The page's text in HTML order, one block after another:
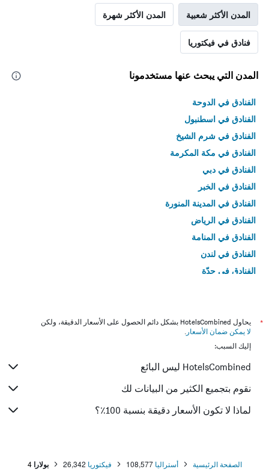
المدن الأكثر شعبية المدن الأكثر شهرة
فنادق في فيكتوريا
المدن التي يبحث عنها مستخدمونا
الفنادق في الدوحة
الفنادق في اسطنبول
الفنادق في شرم الشيخ
الفنادق في مكة المكرمة
الفنادق في دبي
الفنادق في الخبر
الفنادق في المدينة المنورة
الفنادق في الرياض
الفنادق في المنامة
الفنادق في لندن
الفنادق في جدّة
*
يحاول HotelsCombined بشكل دائم الحصول على الأسعار الدقيقة، ولكن
لا يمكن ضمان الأسعار .
إليك السبب:
HotelsCombined ليس البائع
نقوم بتجميع الكثير من البيانات لك
لماذا لا تكون الأسعار دقيقة بنسبة 100٪؟
الصفحة الرئيسية أستراليا 108,577 فيكتوريا 26,342 بولارا 4